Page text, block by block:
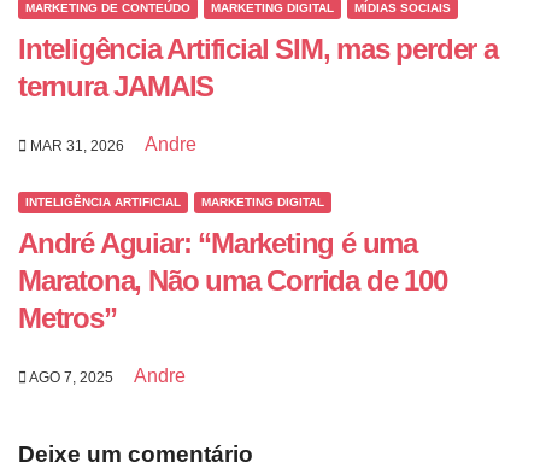
MARKETING DE CONTEÚDO MARKETING DIGITAL MÍDIAS SOCIAIS
Inteligência Artificial SIM, mas perder a
ternura JAMAIS
MAR 31, 2026 Andre
INTELIGÊNCIA ARTIFICIAL MARKETING DIGITAL
André Aguiar: “Marketing é uma
Maratona, Não uma Corrida de 100
Metros”
AGO 7, 2025 Andre
Deixe um comentário